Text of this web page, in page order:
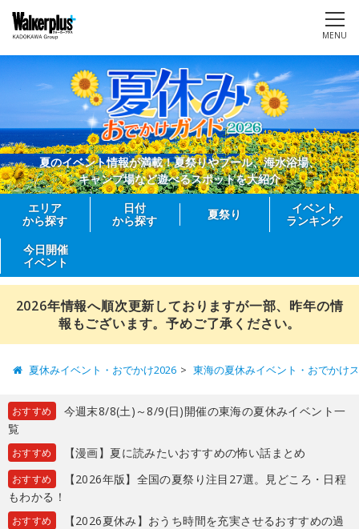
MENU
夏のイベント情報が満載！夏祭りやプール、海水浴場、
キャンプ場など遊べるスポットを大紹介
エリア
から探す
日付
から探す
夏祭り
イベント
ランキング
今日開催
イベント
2026年情報へ順次更新しておりますが一部、昨年の情
報もございます。予めご了承ください。
夏休みイベント・おでかけ2026 東海の夏休みイベント・おでかけ
おすすめ
今週末8/8(土)～8/9(日)開催の東海の夏休みイベント一
覧
おすすめ 【漫画】夏に読みたいおすすめの怖い話まとめ
おすすめ
【2026年版】全国の夏祭り注目27選。見どころ・日程
もわかる！
おすすめ
【2026夏休み】おうち時間を充実させるおすすめの過